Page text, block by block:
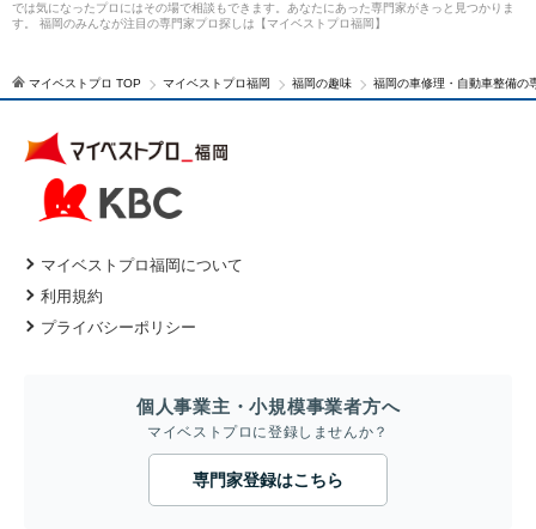
では気になったプロにはその場で相談もできます。あなたにあった専門家がきっと見つかりま
す。 福岡のみんなが注目の専門家プロ探しは【マイベストプロ福岡】
マイベストプロ TOP マイベストプロ福岡 福岡の趣味 福岡の車修理・自動車整備の
マイベストプロ福岡について
利用規約
プライバシーポリシー
個人事業主・小規模事業者方へ
マイベストプロに登録しませんか？
専門家登録はこちら